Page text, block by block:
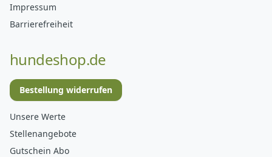
Impressum
Barrierefreiheit
hundeshop.de
Bestellung widerrufen
Unsere Werte
Stellenangebote
Gutschein Abo